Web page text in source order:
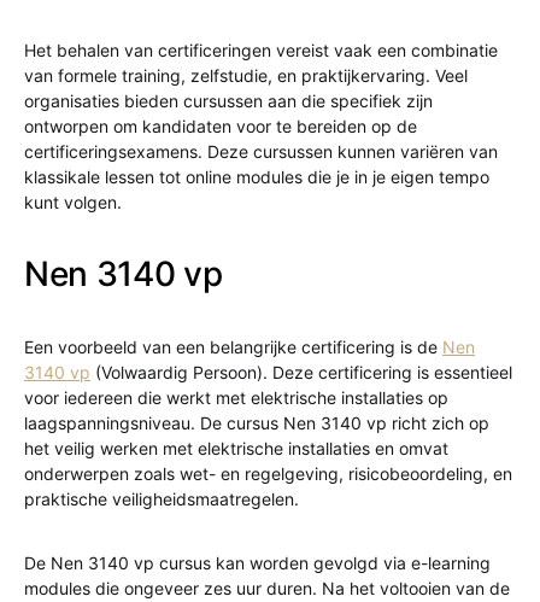
Het behalen van certificeringen vereist vaak een combinatie
van formele training, zelfstudie, en praktijkervaring. Veel
organisaties bieden cursussen aan die specifiek zijn
ontworpen om kandidaten voor te bereiden op de
certificeringsexamens. Deze cursussen kunnen variëren van
klassikale lessen tot online modules die je in je eigen tempo
kunt volgen.
Nen 3140 vp
Een voorbeeld van een belangrijke certificering is de Nen
3140 vp (Volwaardig Persoon). Deze certificering is essentieel
voor iedereen die werkt met elektrische installaties op
laagspanningsniveau. De cursus Nen 3140 vp richt zich op
het veilig werken met elektrische installaties en omvat
onderwerpen zoals wet- en regelgeving, risicobeoordeling, en
praktische veiligheidsmaatregelen.
De Nen 3140 vp cursus kan worden gevolgd via e-learning
modules die ongeveer zes uur duren. Na het voltooien van de